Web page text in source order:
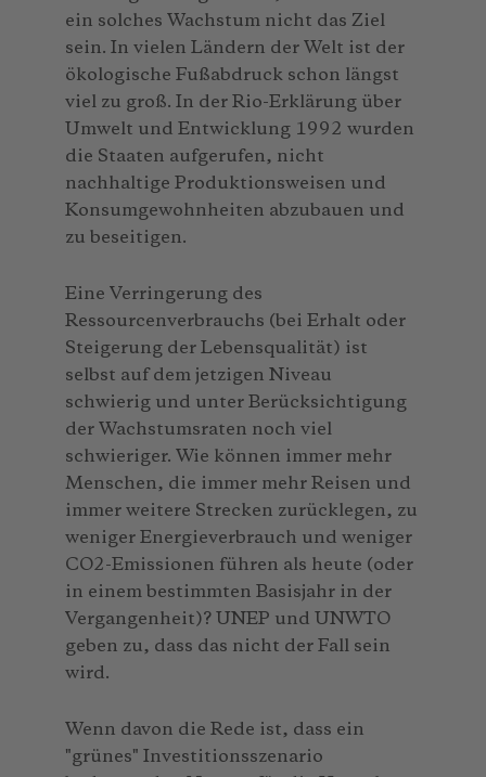
ein solches Wachstum nicht das Ziel
sein. In vielen Ländern der Welt ist der
ökologische Fußabdruck schon längst
viel zu groß. In der Rio-Erklärung über
Umwelt und Entwicklung 1992 wurden
die Staaten aufgerufen, nicht
nachhaltige Produktionsweisen und
Konsumgewohnheiten abzubauen und
zu beseitigen.
Eine Verringerung des
Ressourcenverbrauchs (bei Erhalt oder
Steigerung der Lebensqualität) ist
selbst auf dem jetzigen Niveau
schwierig und unter Berücksichtigung
der Wachstumsraten noch viel
schwieriger. Wie können immer mehr
Menschen, die immer mehr Reisen und
immer weitere Strecken zurücklegen, zu
weniger Energieverbrauch und weniger
CO2-Emissionen führen als heute (oder
in einem bestimmten Basisjahr in der
Vergangenheit)? UNEP und UNWTO
geben zu, dass das nicht der Fall sein
wird.
Wenn davon die Rede ist, dass ein
"grünes" Investitionsszenario